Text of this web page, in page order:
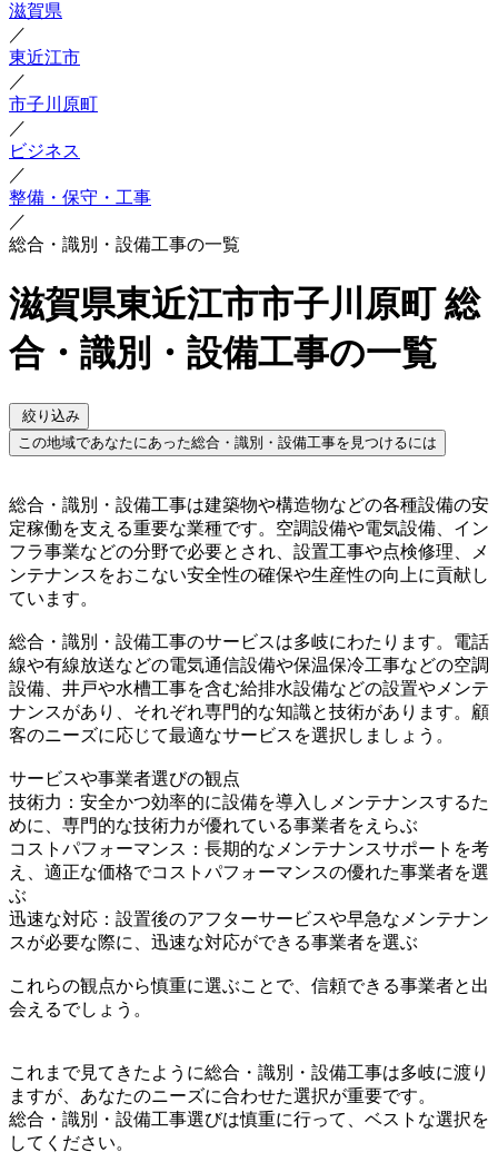
滋賀県
／
東近江市
／
市子川原町
／
ビジネス
／
整備・保守・工事
／
総合・識別・設備工事の一覧
滋賀県東近江市市子川原町 総
合・識別・設備工事の一覧
絞り込み
この地域であなたにあった総合・識別・設備工事を見つけるには
総合・識別・設備工事は建築物や構造物などの各種設備の安
定稼働を支える重要な業種です。空調設備や電気設備、イン
フラ事業などの分野で必要とされ、設置工事や点検修理、メ
ンテナンスをおこない安全性の確保や生産性の向上に貢献し
ています。
総合・識別・設備工事のサービスは多岐にわたります。電話
線や有線放送などの電気通信設備や保温保冷工事などの空調
設備、井戸や水槽工事を含む給排水設備などの設置やメンテ
ナンスがあり、それぞれ専門的な知識と技術があります。顧
客のニーズに応じて最適なサービスを選択しましょう。
サービスや事業者選びの観点
技術力：安全かつ効率的に設備を導入しメンテナンスするた
めに、専門的な技術力が優れている事業者をえらぶ
コストパフォーマンス：長期的なメンテナンスサポートを考
え、適正な価格でコストパフォーマンスの優れた事業者を選
ぶ
迅速な対応：設置後のアフターサービスや早急なメンテナン
スが必要な際に、迅速な対応ができる事業者を選ぶ
これらの観点から慎重に選ぶことで、信頼できる事業者と出
会えるでしょう。
これまで見てきたように総合・識別・設備工事は多岐に渡り
ますが、あなたのニーズに合わせた選択が重要です。
総合・識別・設備工事選びは慎重に行って、ベストな選択を
してください。